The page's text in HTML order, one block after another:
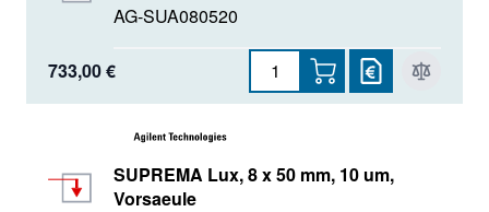
AG-SUA080520
733,00 €
SUPREMA Lux, 8 x 50 mm, 10 um,
Vorsaeule